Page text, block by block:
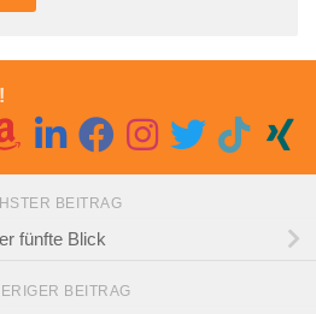
BEITRAG
fünfte Blick
BEITRAG